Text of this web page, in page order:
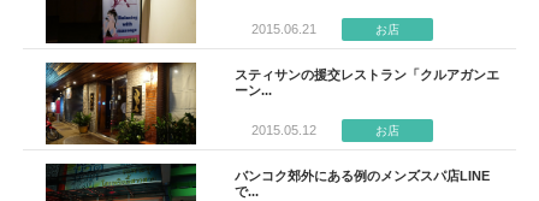
2015.06.21 お店
スティサンの援交レストラン「クルアガンエ
ーン...
2015.05.12 お店
バンコク郊外にある例のメンズスパ店LINE
で...